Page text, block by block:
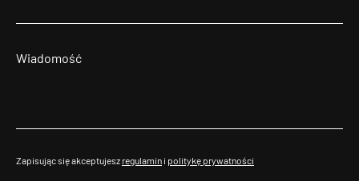
Zapisując się akceptujesz regulamin i politykę prywatności